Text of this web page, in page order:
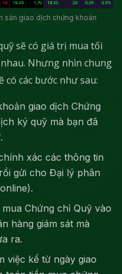
sàn giao dịch chứng khoán
sẽ có giá trị mua tối
Nhưng nhìn chung
có các bước như sau:
giao dịch Chứng
ký quỹ mà bạn đã
xác các thông tin
gửi cho Đại lý phân
Chứng chỉ Quỹ vào
hàng giám sát mà
ra.
việc kể từ ngày giao